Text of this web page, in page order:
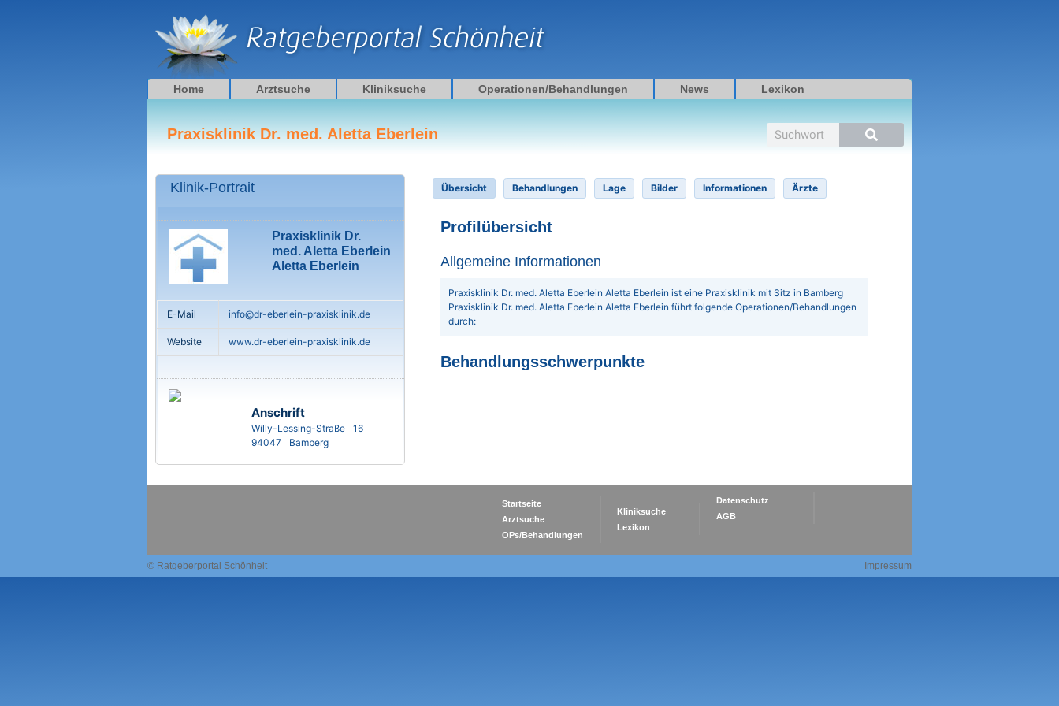
Home Arztsuche Kliniksuche Operationen/Behandlungen News Lexikon
Praxisklinik Dr. med. Aletta Eberlein Suche
Klinik-Portrait
Praxisklinik Dr.
med. Aletta Eberlein
Aletta Eberlein
E-Mail info@dr-eberlein-praxisklinik.de
Website www.dr-eberlein-praxisklinik.de
Anschrift
Willy-Lessing-Straße
16
94047
Bamberg
Übersicht Behandlungen Lage Bilder Informationen Ärzte
Profilübersicht
Allgemeine Informationen
Praxisklinik Dr. med. Aletta Eberlein Aletta Eberlein ist eine Praxisklinik mit Sitz in Bamberg
Praxisklinik Dr. med. Aletta Eberlein Aletta Eberlein führt folgende Operationen/Behandlungen
durch:
Behandlungsschwerpunkte
Startseite
Arztsuche
OPs/Behandlungen
Kliniksuche
Lexikon
Datenschutz
AGB
© Ratgeberportal Schönheit Impressum